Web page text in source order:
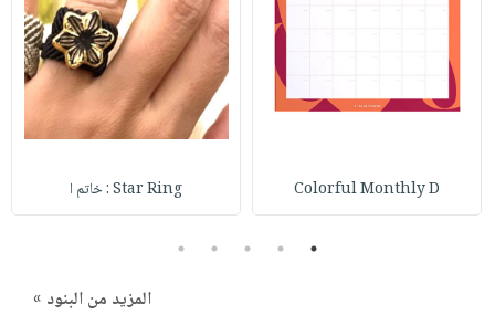
Colorful Monthly D Star Ring : خاتم ا
1
2
3
4
5
المزيد من البنود »